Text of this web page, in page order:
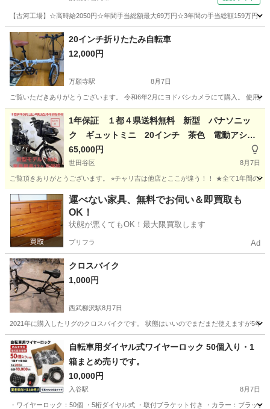
【古河工場】☆高時給2050円☆年間手当総額最大69万円☆3年間の手当総額159万円☆
茨城 古河市 その他
20インチ折りたたみ自転車
12,000円
万願寺駅 8月7日
ご覧いただきありがとうございます。 令和6年2月にヨドバシカメラにて購入。 使用
東京 日野市 万願寺駅 折りたたみ自転車
1年保証 １都４県送料無料 新型 パナソニッ
ク ギュットミニ 20インチ 茶色 電動アシス
ト自転車 g807
65,000円
世田谷区 8月7日
ご覧頂きありがとうございます。 ⭐︎チャリ吉は他店とここが違う！！ ★全て1年間
東京 世田谷区 電動アシスト自転車 ギュットミニ
運べない家具、無料でお伺い＆即買取も
OK！
状態が悪くてもOK！最大限買取します
プリフラ Ad
クロスバイク
1,000円
西武柳沢駅8月7日
2021年に購入したリグのクロスバイクです。 状態はいいのでまだまだ使えますが5年
東京 三鷹市 西武柳沢駅 クロスバイク ギアチェンジ
自転車用ダイヤル式ワイヤーロック 50個入り・1
箱まとめ売りです。
10,000円
入谷駅 8月7日
・ワイヤーロック：50個 ・5桁ダイヤル式 ・取付ブラケット付き ・カラー：ブラッ